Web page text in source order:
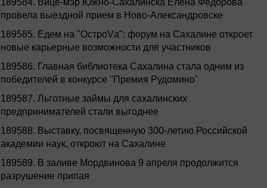
189584. Вице-мэр Южно-Сахалинска Елена Федорова
провела выездной прием в Ново-Александровске
189585. Едем на "ОстроVа": форум на Сахалине откроет
новые карьерные возможности для участников
189586. Главная библиотека Сахалина стала одним из
победителей в конкурсе "Премия Рудомино"
189587. Льготные займы для сахалинских
предпринимателей стали выгоднее
189588. Выставку, посвященную 300-летию Российской
академии наук, откроют на Сахалине
189589. В заливе Мордвинова 9 апреля продолжится
разрушение припая